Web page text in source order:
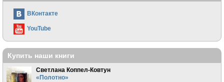
ВКонтакте
YouTube
Купить наши книги
Светлана Коппел-Ковтун
«Полотно»